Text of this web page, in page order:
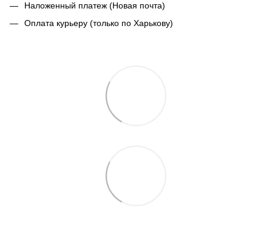
Наложенный платеж (Новая почта)
Оплата курьеру (только по Харькову)